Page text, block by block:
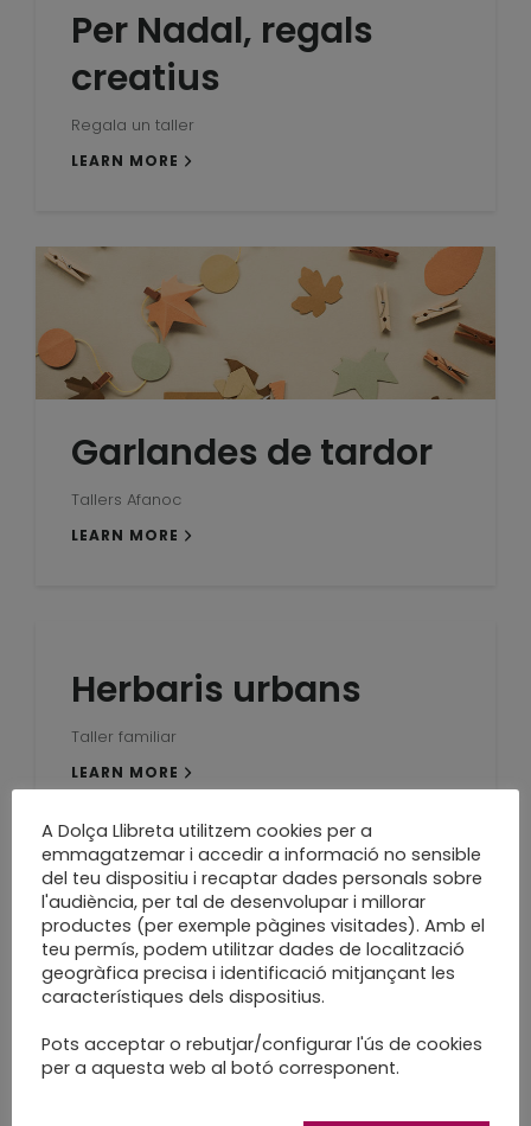
Per Nadal, regals
creatius
Regala un taller
LEARN MORE
Garlandes de tardor
Tallers Afanoc
LEARN MORE
Herbaris urbans
Taller familiar
LEARN MORE
10 setmanes per
aprendre i compartir
LEARN MORE
A Dolça Llibreta utilitzem cookies per a
emmagatzemar i accedir a informació no sensible
del teu dispositiu i recaptar dades personals sobre
l'audiència, per tal de desenvolupar i millorar
productes (per exemple pàgines visitades). Amb el
teu permís, podem utilitzar dades de localització
geogràfica precisa i identificació mitjançant les
característiques dels dispositius.
Pots acceptar o rebutjar/configurar l'ús de cookies
per a aquesta web al botó corresponent.